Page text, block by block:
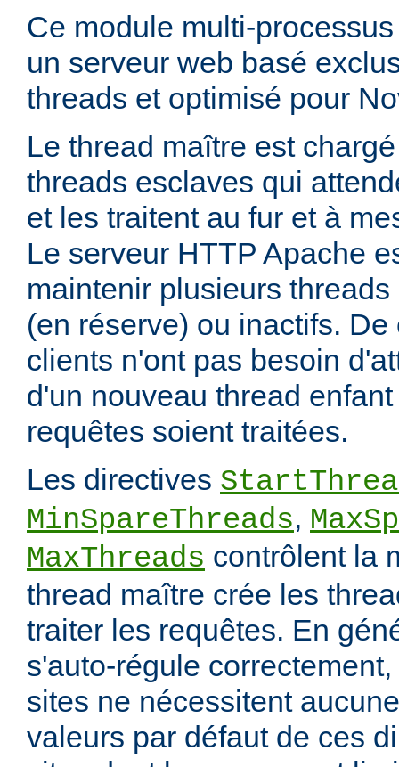
Ce module multi-
un serveur web basé
threads et optimisé pour
Le thread maître est
threads esclaves qui
et les traitent au fur et à
Le serveur HTTP Apache
maintenir plusieurs
(en réserve) ou inactifs.
clients n'ont pas besoin
d'un nouveau thread
requêtes soient traitées.
Les directives
MinSpareThreads,
MaxThreads contrôlent la
thread maître crée les
traiter les requêtes. En
s'auto-régule
sites ne nécessitent
valeurs par défaut de ces